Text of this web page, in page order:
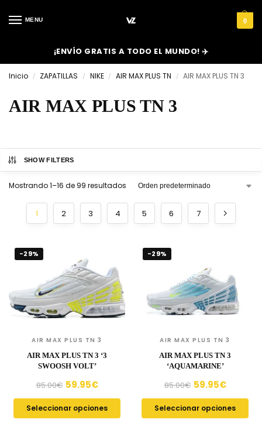
MENU 0
¡ENVÍO GRATIS A TODO EL MUNDO! ✈️
Inicio / ZAPATILLAS / NIKE / AIR MAX PLUS TN / AIR MAX PLUS TN 3
AIR MAX PLUS TN 3
SHOW FILTERS
Mostrando 1–16 de 99 resultados
1 2 3 4 5 6 7
-29%
AIR MAX PLUS TN 3
AIR MAX PLUS TN 3 ‘3
SWOOSH VOLT’
85.00€ 59.95€
Seleccionar opciones
-29%
AIR MAX PLUS TN 3
AIR MAX PLUS TN 3
‘AQUAMARINE’
85.00€ 59.95€
Seleccionar opciones